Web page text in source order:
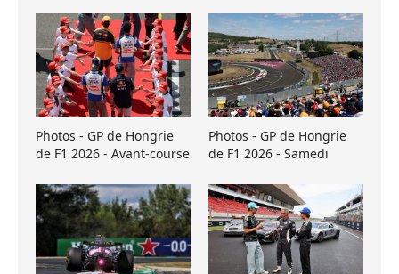
Photos - GP de Hongrie
de F1 2026 - Avant-course
Photos - GP de Hongrie
de F1 2026 - Samedi